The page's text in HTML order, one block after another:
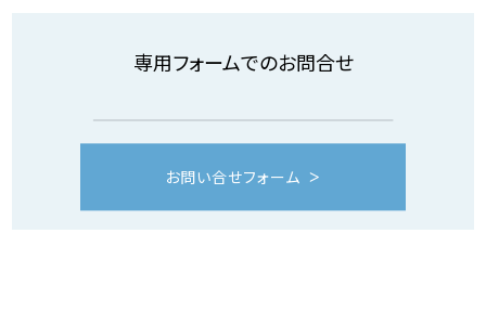
専用フォームでのお問合せ
お問い合せフォーム